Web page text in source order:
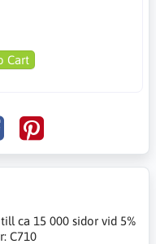
Cart
ca 15 000 sidor vid 5%
C710